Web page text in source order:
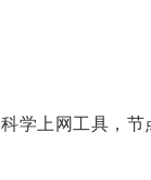
上网工具，节